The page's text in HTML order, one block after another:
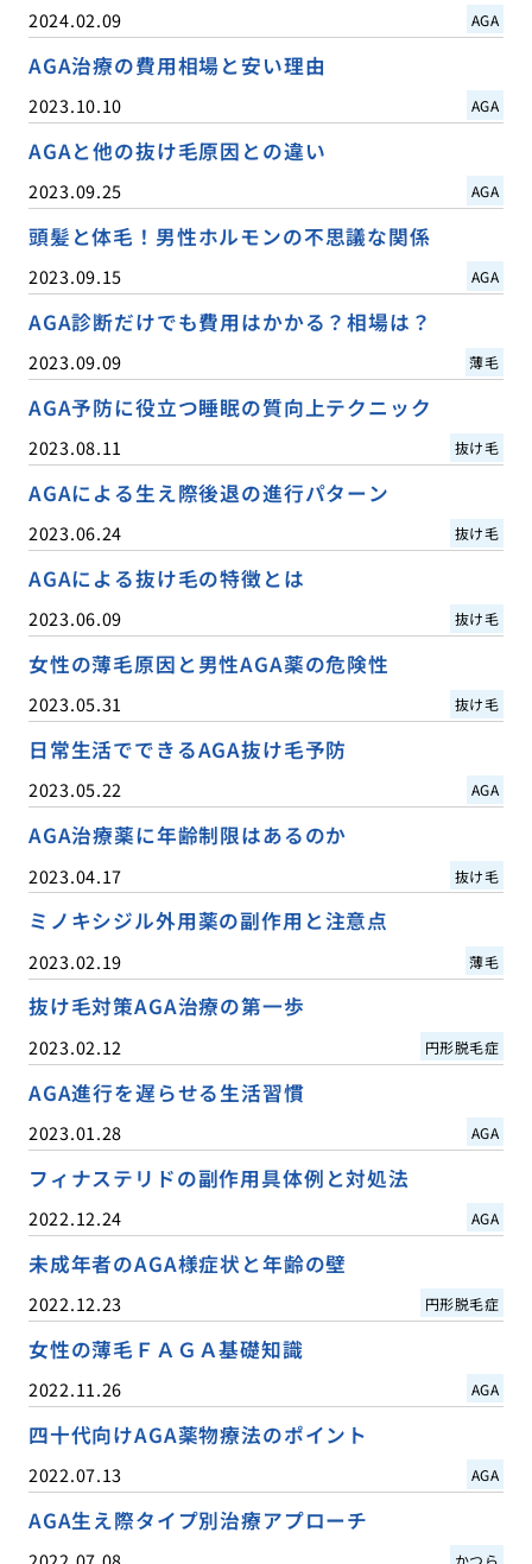
2024.02.09 AGA
AGA治療の費用相場と安い理由
2023.10.10 AGA
AGAと他の抜け毛原因との違い
2023.09.25 AGA
頭髪と体毛！男性ホルモンの不思議な関係
2023.09.15 AGA
AGA診断だけでも費用はかかる？相場は？
2023.09.09 薄毛
AGA予防に役立つ睡眠の質向上テクニック
2023.08.11 抜け毛
AGAによる生え際後退の進行パターン
2023.06.24 抜け毛
AGAによる抜け毛の特徴とは
2023.06.09 抜け毛
女性の薄毛原因と男性AGA薬の危険性
2023.05.31 抜け毛
日常生活でできるAGA抜け毛予防
2023.05.22 AGA
AGA治療薬に年齢制限はあるのか
2023.04.17 抜け毛
ミノキシジル外用薬の副作用と注意点
2023.02.19 薄毛
抜け毛対策AGA治療の第一歩
2023.02.12 円形脱毛症
AGA進行を遅らせる生活習慣
2023.01.28 AGA
フィナステリドの副作用具体例と対処法
2022.12.24 AGA
未成年者のAGA様症状と年齢の壁
2022.12.23 円形脱毛症
女性の薄毛ＦＡＧＡ基礎知識
2022.11.26 AGA
四十代向けAGA薬物療法のポイント
2022.07.13 AGA
AGA生え際タイプ別治療アプローチ
かつら